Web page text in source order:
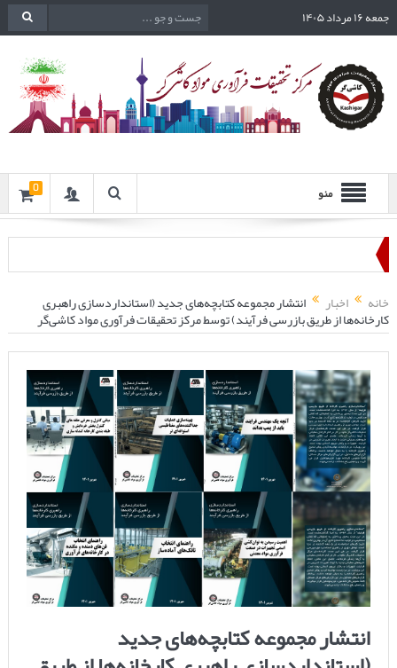
جمعه ۱۶ مرداد ۱۴۰۵
منو 0
خانه اخبار انتشار مجموعه کتابچه‌های جدید (استانداردسازی راهبری
کارخانه‌ها از طریق بازرسی فرآیند) توسط مرکز تحقیقات فرآوری مواد کاشی‌گر
انتشار مجموعه کتابچه‌های جدید